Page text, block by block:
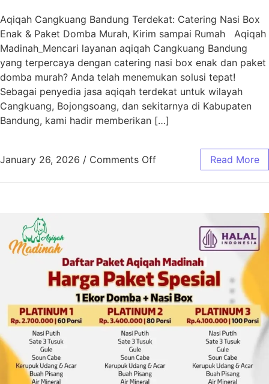
Aqiqah Cangkuang Bandung Terdekat: Catering Nasi Box
Enak & Paket Domba Murah, Kirim sampai Rumah Aqiqah
Madinah_Mencari layanan aqiqah Cangkuang Bandung
yang terpercaya dengan catering nasi box enak dan paket
domba murah? Anda telah menemukan solusi tepat!
Sebagai penyedia jasa aqiqah terdekat untuk wilayah
Cangkuang, Bojongsoang, dan sekitarnya di Kabupaten
Bandung, kami hadir memberikan […]
January 26, 2026 / Comments Off Read More